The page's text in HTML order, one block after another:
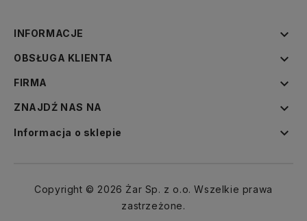
INFORMACJE 
OBSŁUGA KLIENTA 
FIRMA 
ZNAJDŹ NAS NA 
Informacja o sklepie 
Copyright © 2026 Żar Sp. z o.o. Wszelkie prawa
zastrzeżone.